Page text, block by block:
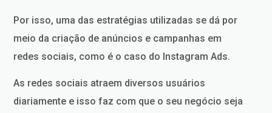
Por isso, uma das estratégias utilizadas se dá por
meio da criação de anúncios e campanhas em
redes sociais, como é o caso do Instagram Ads.
As redes sociais atraem diversos usuários
diariamente e isso faz com que o seu negócio seja